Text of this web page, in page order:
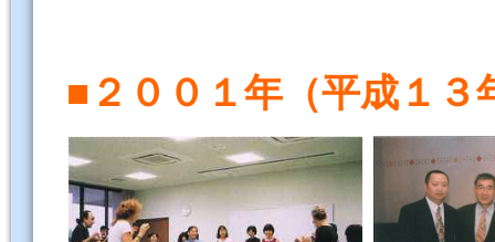
■２００１年（平成１３